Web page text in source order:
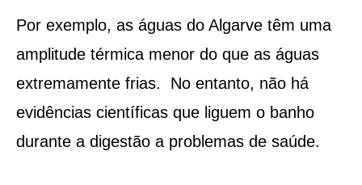
Por exemplo, as águas do Algarve têm uma
amplitude térmica menor do que as águas
extremamente frias. No entanto, não há
evidências científicas que liguem o banho
durante a digestão a problemas de saúde.